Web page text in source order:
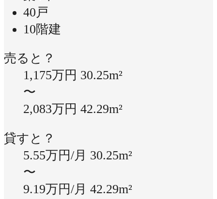
40戸
10階建
売ると？
1,175万円 30.25m²
〜
2,083万円 42.29m²
貸すと？
5.55万円/月 30.25m²
〜
9.19万円/月 42.29m²